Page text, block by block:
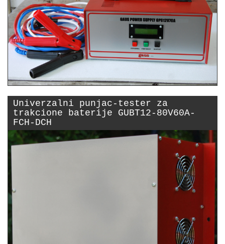
Univerzalni punjac-tester za
trakcione baterije GUBT12-80V60A-
FCH-DCH